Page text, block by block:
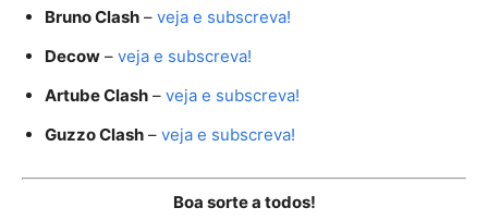
Bruno Clash – veja e subscreva!
Decow – veja e subscreva!
Artube Clash – veja e subscreva!
Guzzo Clash – veja e subscreva!
Boa sorte a todos!